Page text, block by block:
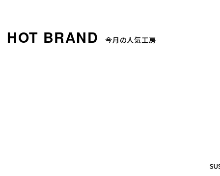
今月の人気工房